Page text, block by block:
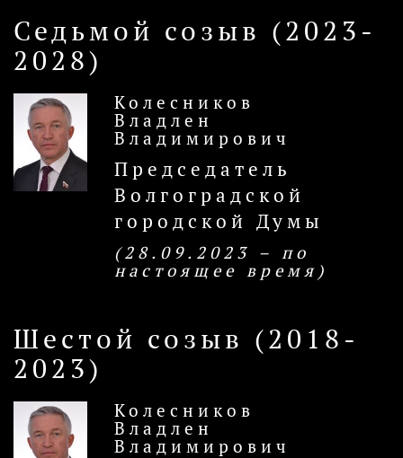
Седьмой созыв (2023-
2028)
Колесников
Владлен
Владимирович
Председатель
Волгоградской
городской Думы
(28.09.2023 – по
настоящее время)
Шестой созыв (2018-
2023)
Колесников
Владлен
Владимирович